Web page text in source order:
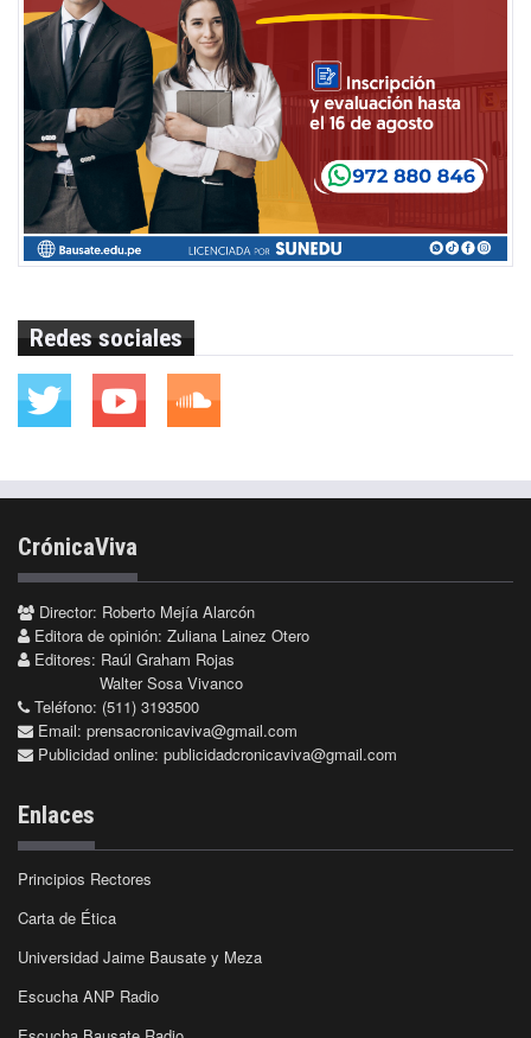
Redes sociales
CrónicaViva
Director: Roberto Mejía Alarcón
Editora de opinión: Zuliana Lainez Otero
Editores: Raúl Graham Rojas
Walter Sosa Vivanco
Teléfono: (511) 3193500
Email: prensacronicaviva@gmail.com
Publicidad online: publicidadcronicaviva@gmail.com
Enlaces
Principios Rectores
Carta de Ética
Universidad Jaime Bausate y Meza
Escucha ANP Radio